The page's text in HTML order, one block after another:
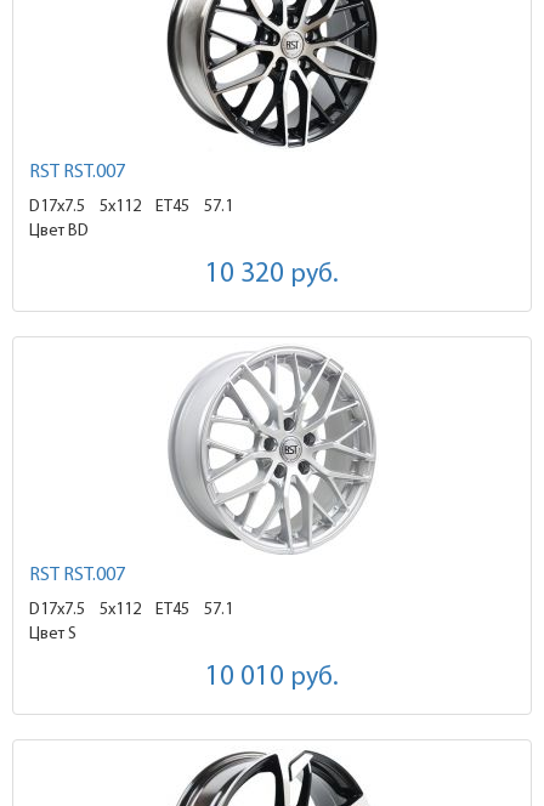
RST RST.007
D17x7.5 5x112 ET45
57.1
Цвет BD
10 320 руб.
RST RST.007
D17x7.5 5x112 ET45
57.1
Цвет S
10 010 руб.